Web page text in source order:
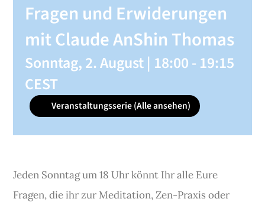
Fragen und Erwiderungen
mit Claude AnShin Thomas
Sonntag, 2. August | 18:00- 19:15
CEST
Veranstaltungsserie(Alle ansehen)
Jeden Sonntag um 18 Uhr könnt Ihr alle Eure
Fragen, die ihr zur Meditation, Zen-Praxis oder